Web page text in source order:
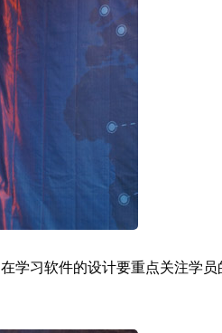
学习软件的设计要重点关注学员